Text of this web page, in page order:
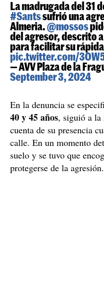
La madrugada del 31
#Santssufrió una
Almeria.@mossos
del agresor, descrito
para facilitar su
pic.twitter.com/
— AVV Plaza de la
September 3, 2024
En la denuncia se
40 y 45 años, siguió a la
cuenta de su presencia
calle. En un momento
suelo y se tuvo que
protegerse de la agresión.